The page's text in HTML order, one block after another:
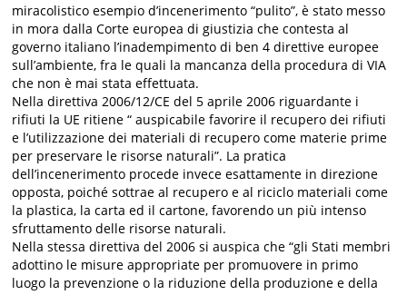
miracolistico esempio d’incenerimento “pulito”, è stato messo
in mora dalla Corte europea di giustizia che contesta al
governo italiano l’inadempimento di ben 4 direttive europee
sull’ambiente, fra le quali la mancanza della procedura di VIA
che non è mai stata effettuata.
Nella direttiva 2006/12/CE del 5 aprile 2006 riguardante i
rifiuti la UE ritiene “ auspicabile favorire il recupero dei rifiuti
e l’utilizzazione dei materiali di recupero come materie prime
per preservare le risorse naturali”. La pratica
dell’incenerimento procede invece esattamente in direzione
opposta, poiché sottrae al recupero e al riciclo materiali come
la plastica, la carta ed il cartone, favorendo un più intenso
sfruttamento delle risorse naturali.
Nella stessa direttiva del 2006 si auspica che “gli Stati membri
adottino le misure appropriate per promuovere in primo
luogo la prevenzione o la riduzione della produzione e della